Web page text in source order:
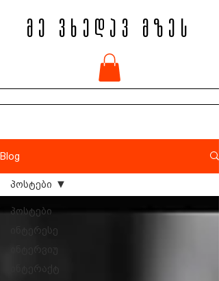
მე ვხედავ მზეს
Blog
პოსტები
ინტერესე
ინტერვიუ
პოსტები